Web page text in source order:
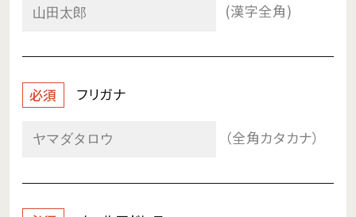
(漢字全角)
必須 フリガナ
（全角カタカナ）